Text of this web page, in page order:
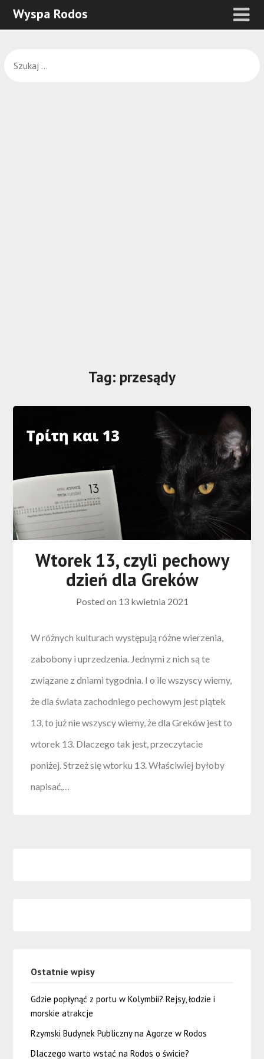
Wyspa Rodos
Tag: przesądy
Wtorek 13, czyli pechowy
dzień dla Greków
Posted on 13 kwietnia 2021
W różnych kulturach występują różne wierzenia,
zabobony i uprzedzenia. Jednymi z nich są te
związane z dniami tygodnia. I o ile wszyscy wiemy,
że dla świata zachodniego pechowym jest piątek
13, to już nie wszyscy wiemy, że dla Greków jest to
wtorek 13. Dlaczego tak jest, przeczytacie
poniżej. Strzeż się wtorku 13. Właściwiej byłoby
napisać,…
Ostatnie wpisy
Gdzie popłynąć z portu w Kolymbii? Rejsy, łodzie i
morskie atrakcje
Rzymski Budynek Publiczny na Agorze w Rodos
Dlaczego warto wstać na Rodos o świcie?